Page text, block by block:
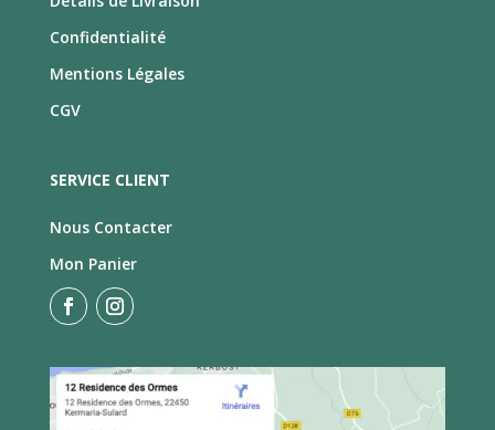
Confidentialité
Mentions Légales
CGV
SERVICE CLIENT
Nous Contacter
Mon Panier